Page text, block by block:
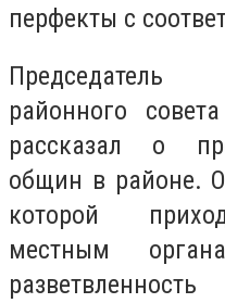
перфекты с
Председатель
районного
рассказал о
общин в районе.
которой
местным